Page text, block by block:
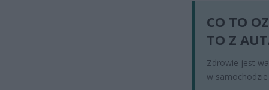
CO TO
TO Z
Zdrowie jest
w